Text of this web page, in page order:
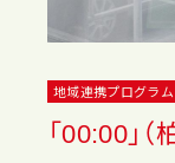
地域連携プログラム
「00:00」